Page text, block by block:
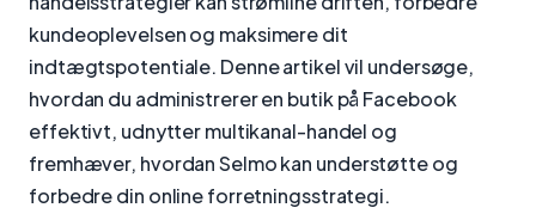
kundeoplevelsen og maksimere dit
indtægtspotentiale. Denne artikel vil undersøge,
hvordan du administrerer en butik på Facebook
effektivt, udnytter multikanal-handel og
fremhæver, hvordan Selmo kan understøtte og
forbedre din online forretningsstrategi.